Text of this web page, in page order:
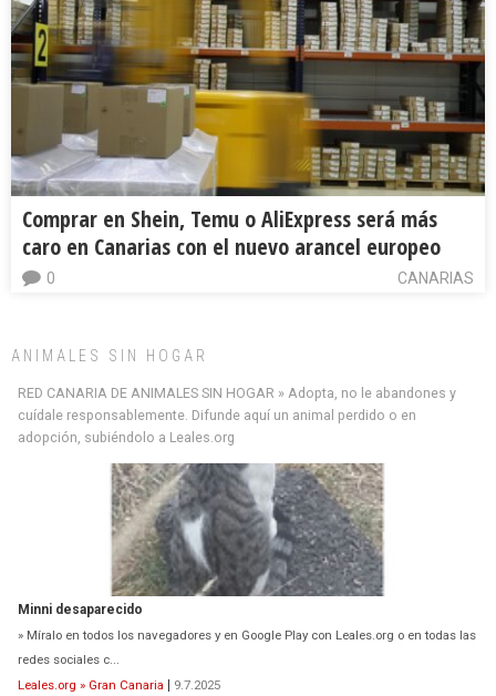
Comprar en Shein, Temu o AliExpress será más
caro en Canarias con el nuevo arancel europeo
CANARIAS
0
ANIMALES SIN HOGAR
RED CANARIA DE ANIMALES SIN HOGAR » Adopta, no le abandones y
cuídale responsablemente. Difunde aquí un animal perdido o en
adopción, subiéndolo a Leales.org
Minni desaparecido
» Míralo en todos los navegadores y en Google Play con Leales.org o en todas las
redes sociales c...
Leales.org » Gran Canaria | 9.7.2025